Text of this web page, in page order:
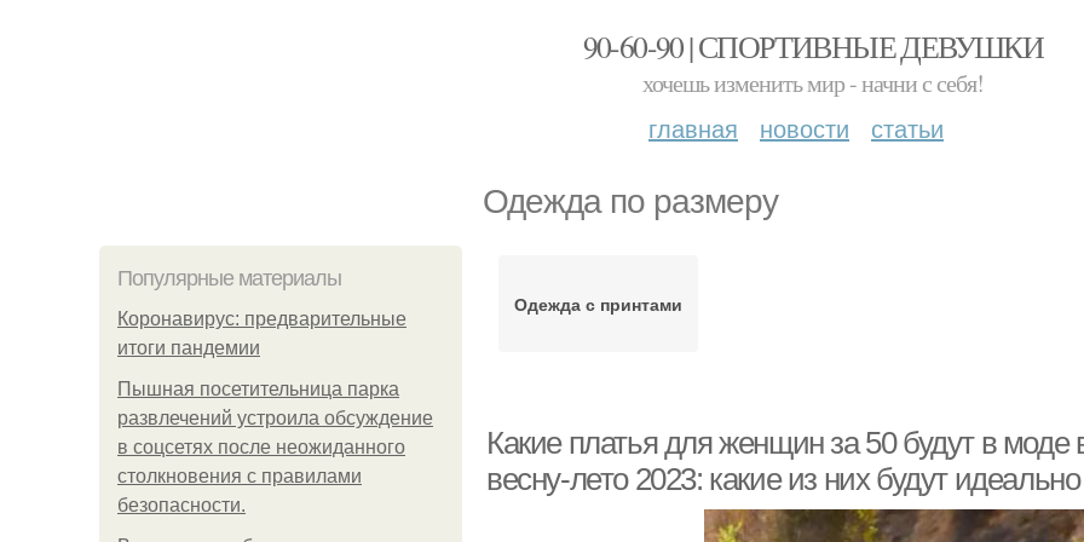
90-60-90 | СПОРТИВНЫЕ ДЕВУШКИ
хочешь изменить мир - начни с себя!
главная новости статьи
Одежда по размеру
Популярные материалы
Коронавирус: предварительные
итоги пандемии
Пышная посетительница парка
развлечений устроила обсуждение
в соцсетях после неожиданного
столкновения с правилами
безопасности.
Одежда с принтами
Какие платья для женщин за 50 будут в моде
весну-лето 2023: какие из них будут